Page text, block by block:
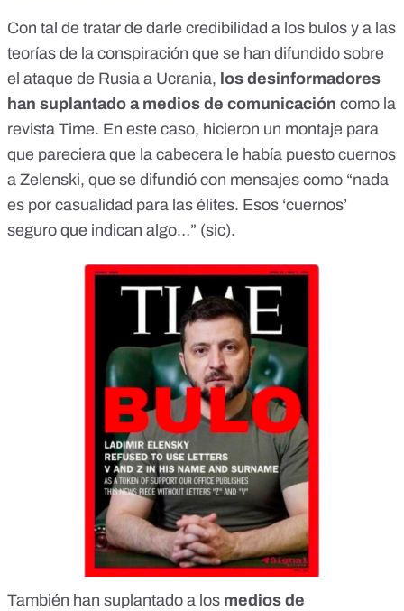
Con tal de tratar de darle credibilidad a los bulos y a las
teorías de la conspiración que se han difundido sobre
el ataque de Rusia a Ucrania, los desinformadores
han suplantado a medios de comunicación como la
revista Time. En este caso, hicieron un montaje para
que pareciera que la cabecera le había puesto cuernos
a Zelenski, que se difundió con mensajes como “nada
es por casualidad para las élites. Esos ‘cuernos’
seguro que indican algo…” (sic).
También han suplantado a los medios de